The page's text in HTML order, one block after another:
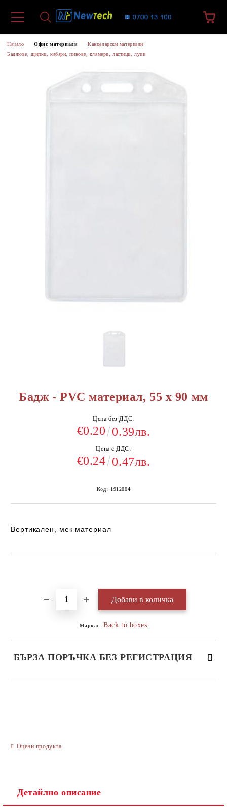
Начало Офис материали
Канцеларски материали
Баджове, щипки, кабари, пинове, кламери, ластици, лупи
Бадж - PVC материал, 55 х 90 мм
Цена без ДДС:
€0.20 0.39лв.
Цена с ДДС:
€0.24 0.47лв.
Код: 1912004
Вертикален, мек материал
Марка: Back to boxes
БЪРЗА ПОРЪЧКА БЕЗ РЕГИСТРАЦИЯ
Оцени продукта
Детайлно описание